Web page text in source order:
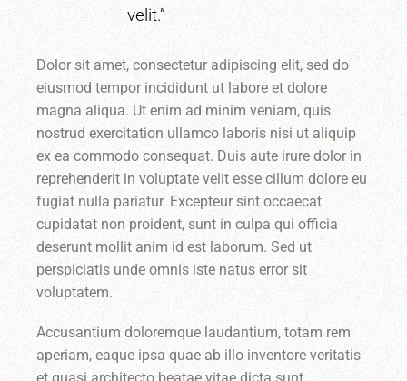
velit.”
Dolor sit amet, consectetur adipiscing elit, sed do
eiusmod tempor incididunt ut labore et dolore
magna aliqua. Ut enim ad minim veniam, quis
nostrud exercitation ullamco laboris nisi ut aliquip
ex ea commodo consequat. Duis aute irure dolor in
reprehenderit in voluptate velit esse cillum dolore eu
fugiat nulla pariatur. Excepteur sint occaecat
cupidatat non proident, sunt in culpa qui officia
deserunt mollit anim id est laborum. Sed ut
perspiciatis unde omnis iste natus error sit
voluptatem.
Accusantium doloremque laudantium, totam rem
aperiam, eaque ipsa quae ab illo inventore veritatis